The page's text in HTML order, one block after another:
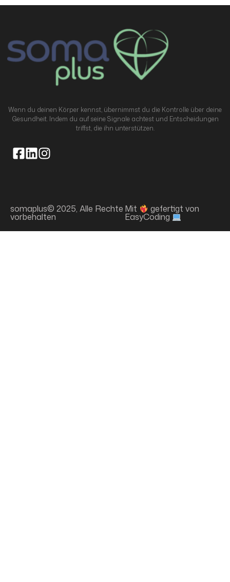
Wenn du deinen Körper kennst, übernimmst du die Kontrolle über deine
Gesundheit. Indem du auf seine Signale achtest und Entscheidungen
triffst, die ihn unterstützen.
somaplus© 2025, Alle Rechte
vorbehalten
Mit gefertigt von
EasyCoding